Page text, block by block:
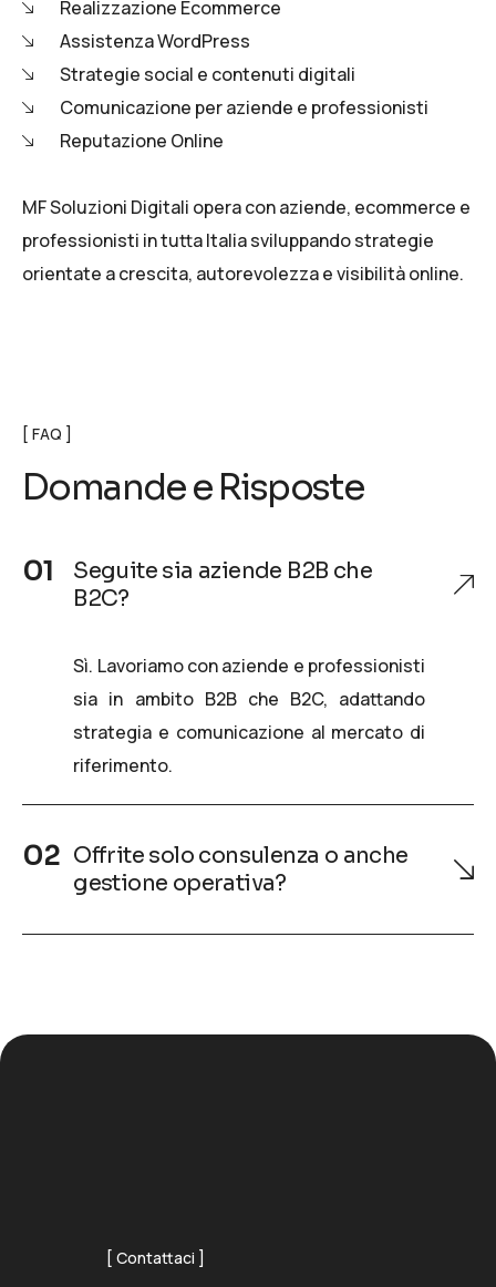
Realizzazione Ecommerce
Assistenza WordPress
Strategie social e contenuti digitali
Comunicazione per aziende e professionisti
Reputazione Online
MF Soluzioni Digitali opera con aziende, ecommerce e
professionisti in tutta Italia sviluppando strategie
orientate a crescita, autorevolezza e visibilità online.
FAQ
Domande e Risposte
Seguite sia aziende B2B che
B2C?
Sì. Lavoriamo con aziende e professionisti
sia in ambito B2B che B2C, adattando
strategia e comunicazione al mercato di
riferimento.
Offrite solo consulenza o anche
gestione operativa?
Contattaci